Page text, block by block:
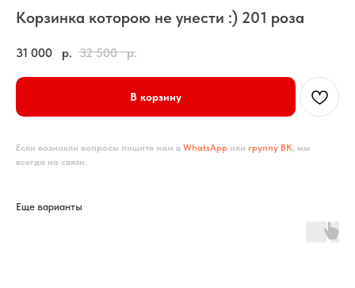
Корзинка которою не унести :) 201 роза
31 000 р. 32 500 р.
В корзину
Если возникли вопросы пишите нам в WhatsApp или группу ВК, мы
всегда на связи.
Еще варианты